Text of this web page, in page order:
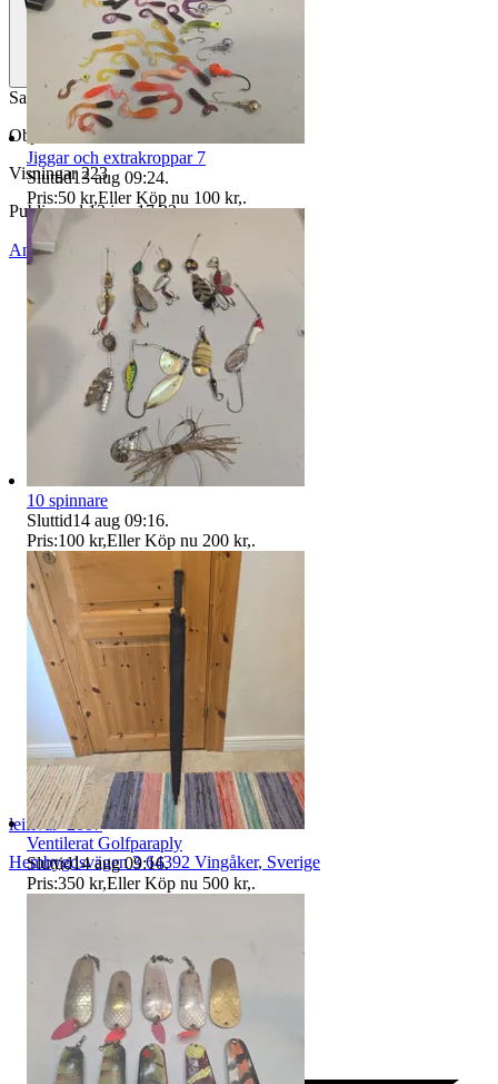
Saknar bärsele
Objektnr 736 175 208
Visningar 223
Publicerad 13 jun 17:23
Anmäl Sälj liknande
leifivar_2007
Hembygdsvägen 3 64392 Vingåker, Sverige
Jiggar och extrakroppar 7
Sluttid13 aug 09:24.
Pris:50 kr,Eller Köp nu 100 kr,.
10 spinnare
Sluttid14 aug 09:16.
Pris:100 kr,Eller Köp nu 200 kr,.
Ventilerat Golfparaply
Sluttid14 aug 09:16.
Pris:350 kr,Eller Köp nu 500 kr,.